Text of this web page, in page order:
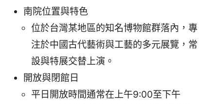
南院位置與特色
位於台灣某地區的知名博物館群落內，專
注於中國古代藝術與工藝的多元展覽，常
設與特展交替上演。
開放與閉館日
平日開放時間通常在上午9:00至下午